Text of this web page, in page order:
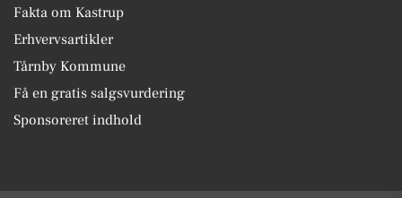
Fakta om Kastrup
Erhvervsartikler
Tårnby Kommune
Få en gratis salgsvurdering
Sponsoreret indhold